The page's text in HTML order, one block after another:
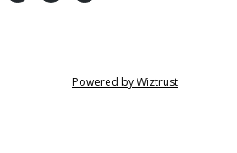
Powered by Wiztrust